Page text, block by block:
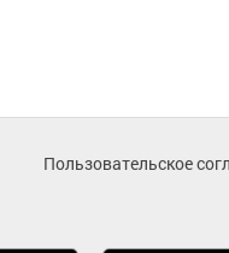
Пользовательское